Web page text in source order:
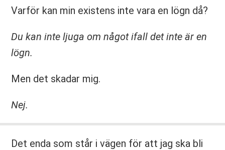
Varför kan min existens inte vara en lögn då?
Du kan inte ljuga om något ifall det inte är en
lögn.
Men det skadar mig.
Nej.
Det enda som står i vägen för att jag ska bli